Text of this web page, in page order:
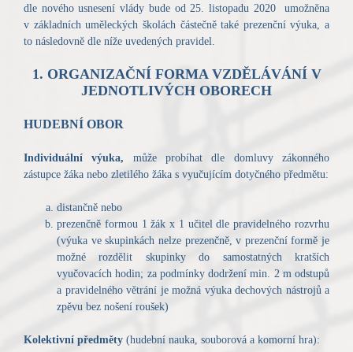
dle nového usnesení vlády bude od 25. listopadu 2020 umožněna
v základních uměleckých školách částečně také prezenční výuka, a
to následovně dle níže uvedených pravidel.
1. ORGANIZAČNÍ FORMA VZDĚLÁVÁNÍ V
JEDNOTLIVÝCH OBORECH
HUDEBNÍ OBOR
Individuální výuka, může probíhat dle domluvy zákonného
zástupce žáka nebo zletilého žáka s vyučujícím dotyčného předmětu:
distančně nebo
prezenčně formou 1 žák x 1 učitel dle pravidelného rozvrhu
(výuka ve skupinkách nelze prezenčně, v prezenční formě je
možné rozdělit skupinky do samostatných kratších
vyučovacích hodin; za podmínky dodržení min. 2 m odstupů
a pravidelného větrání je možná výuka dechových nástrojů a
zpěvu bez nošení roušek)
Kolektivní předměty (hudební nauka, souborová a komorní hra):